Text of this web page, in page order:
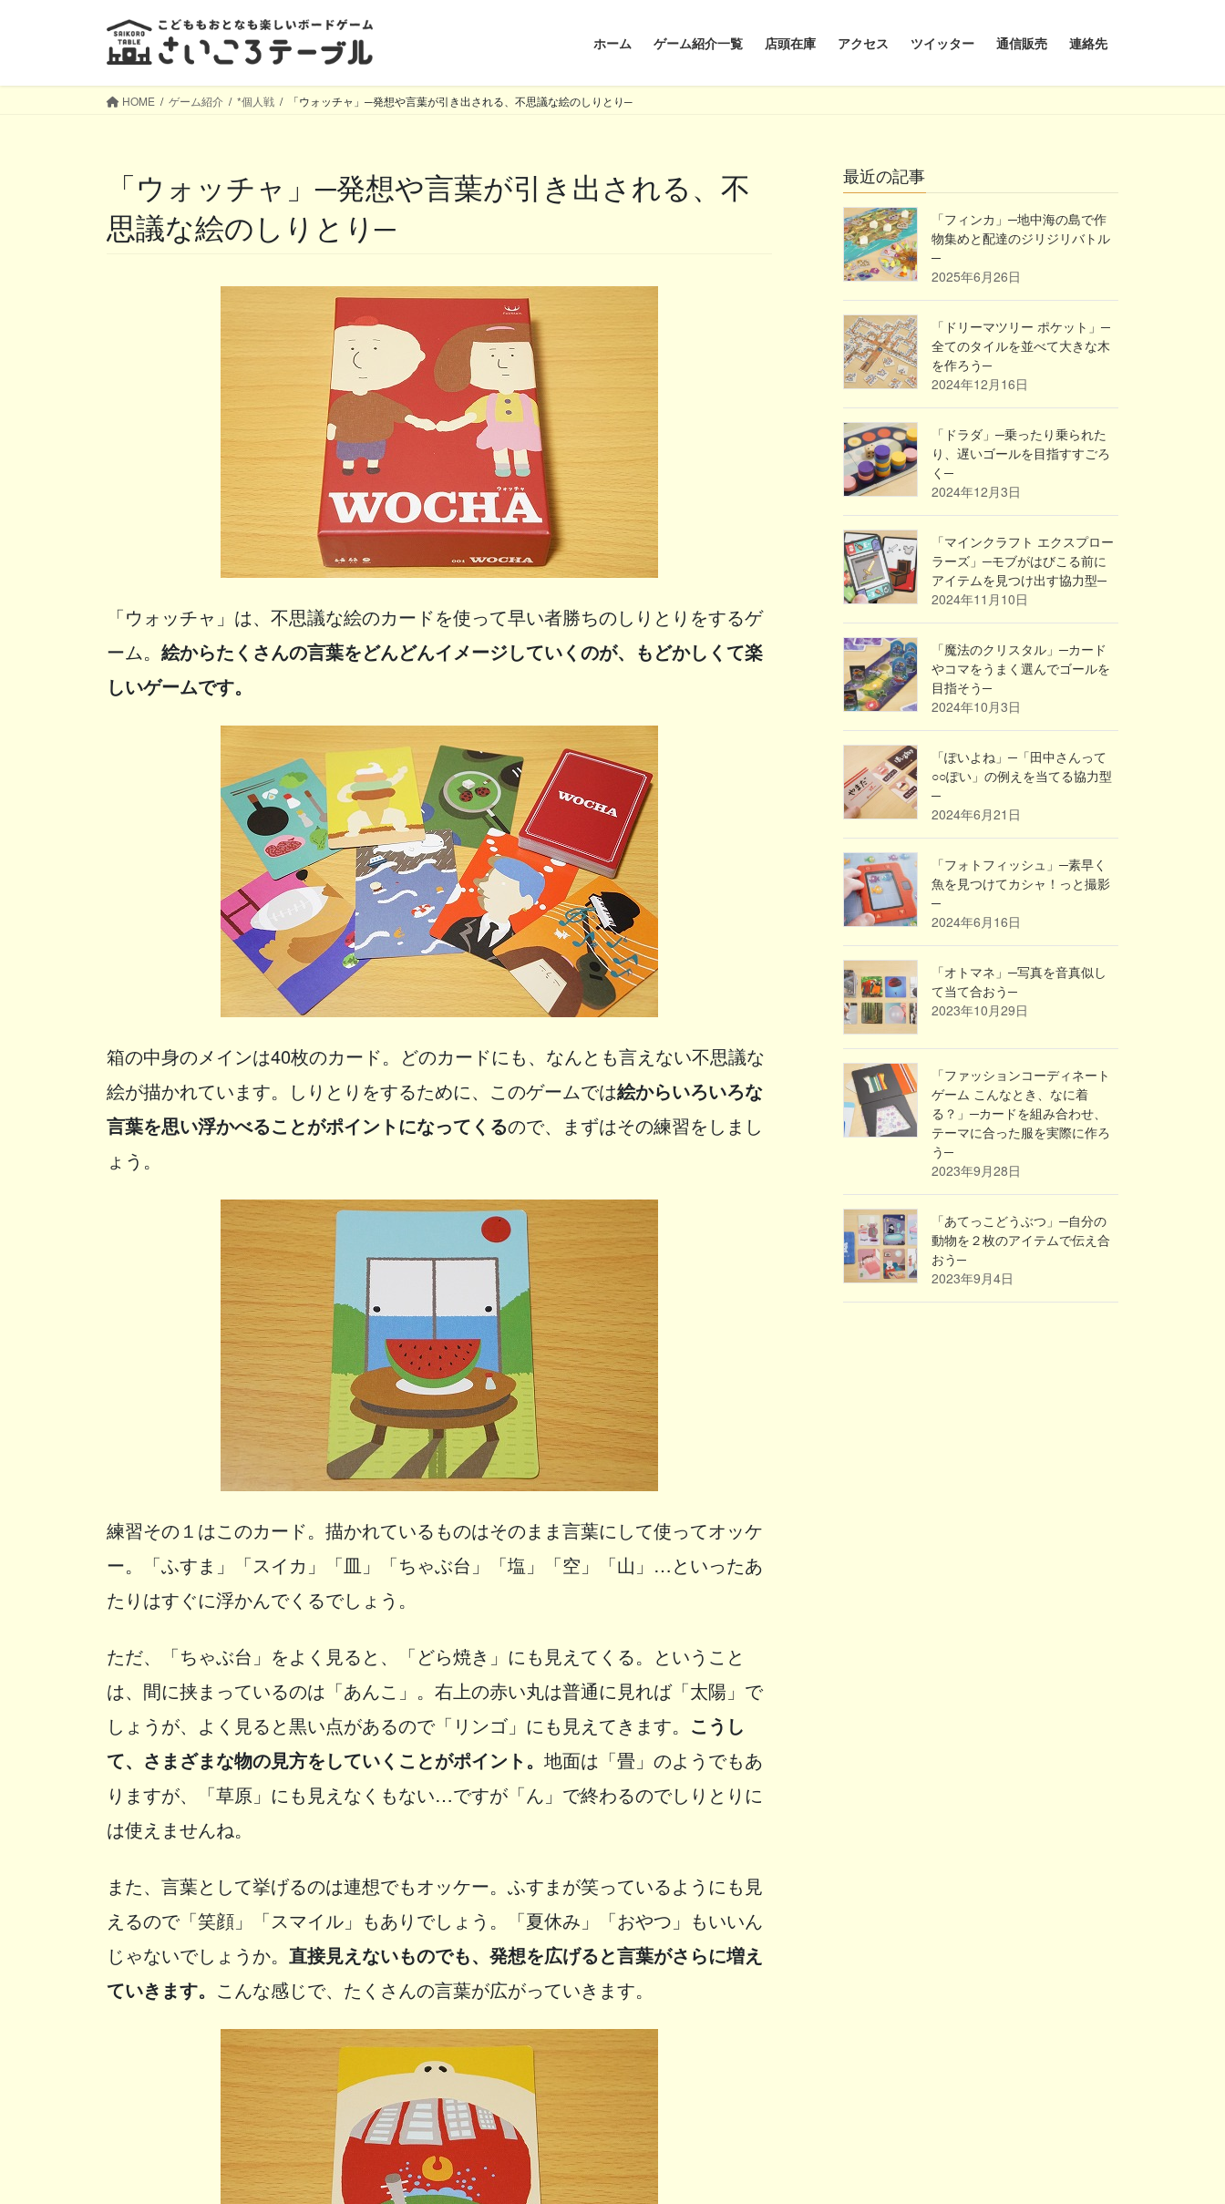
ホーム ゲーム紹介一覧 店頭在庫 アクセス ツイッター 通信販売 連絡先
HOME ゲーム紹介 *個人戦 「ウォッチャ」─発想や言葉が引き出される、不思議な絵のしりとり─
「ウォッチャ」─発想や言葉が引き出される、不
思議な絵のしりとり─
「ウォッチャ」は、不思議な絵のカードを使って早い者勝ちのしりとりをするゲ
ーム。 絵からたくさんの言葉をどんどんイメージしていくのが、もどかしくて楽
しいゲームです。
箱の中身のメインは40枚のカード。どのカードにも、なんとも言えない不思議な
絵が描かれています。しりとりをするために、このゲームでは絵からいろいろな
言葉を思い浮かべることがポイントになってくるので、まずはその練習をしまし
ょう。
練習その１はこのカード。描かれているものはそのまま言葉にして使ってオッケ
ー。「ふすま」「スイカ」「皿」「ちゃぶ台」「塩」「空」「山」…といったあ
たりはすぐに浮かんでくるでしょう。
ただ、「ちゃぶ台」をよく見ると、「どら焼き」にも見えてくる。ということ
は、間に挟まっているのは「あんこ」。右上の赤い丸は普通に見れば「太陽」で
しょうが、よく見ると黒い点があるので「リンゴ」にも見えてきます。 こうし
て、さまざまな物の見方をしていくことがポイント。 地面は「畳」のようでもあ
りますが、「草原」にも見えなくもない…ですが「ん」で終わるのでしりとりに
は使えませんね。
また、言葉として挙げるのは連想でもオッケー。ふすまが笑っているようにも見
えるので「笑顔」「スマイル」もありでしょう。「夏休み」「おやつ」もいいん
じゃないでしょうか。 直接見えないものでも、発想を広げると言葉がさらに増え
ていきます。 こんな感じで、たくさんの言葉が広がっていきます。
最近の記事
「フィンカ」─地中海の島で作
物集めと配達のジリジリバトル
─
2025年6月26日
「ドリーマツリー ポケット」─
全てのタイルを並べて大きな木
を作ろう─
2024年12月16日
「ドラダ」─乗ったり乗られた
り、遅いゴールを目指すすごろ
く─
2024年12月3日
「マインクラフト エクスプロー
ラーズ」─モブがはびこる前に
アイテムを見つけ出す協力型─
2024年11月10日
「魔法のクリスタル」─カード
やコマをうまく選んでゴールを
目指そう─
2024年10月3日
「ぽいよね」─「田中さんって
○○ぽい」の例えを当てる協力型
─
2024年6月21日
「フォトフィッシュ」─素早く
魚を見つけてカシャ！っと撮影
─
2024年6月16日
「オトマネ」─写真を音真似し
て当て合おう─
2023年10月29日
「ファッションコーディネート
ゲーム こんなとき、なに着
る？」─カードを組み合わせ、
テーマに合った服を実際に作ろ
う─
2023年9月28日
「あてっこどうぶつ」─自分の
動物を２枚のアイテムで伝え合
おう─
2023年9月4日